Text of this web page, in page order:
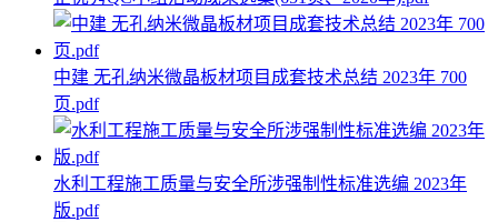
中建 无孔纳米微晶板材项目成套技术总结 2023年 700
页.pdf
水利工程施工质量与安全所涉强制性标准选编 2023年
版.pdf